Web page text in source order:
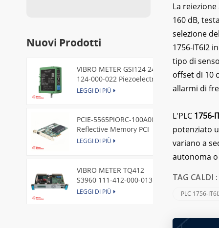
La
160 dB,
selezione
1756-IT6I2
tipo di
offset di 10
allarmi di
L'PLC 1756-
potenziato
variano a
autonoma
TAG CALDI :
PLC 1756-
Nuovi Prodotti
VIBRO METER GSI124 244-
124-000-022 Piezoelectric
Pressure Transducer
LEGGI DI PIÙ
PCIE-5565PIORC-100A00
Reflective Memory PCI
Express Node Card /GE
LEGGI DI PIÙ
VIBRO METER TQ412
S3960 111-412-000-013
Reverse Mount
LEGGI DI PIÙ